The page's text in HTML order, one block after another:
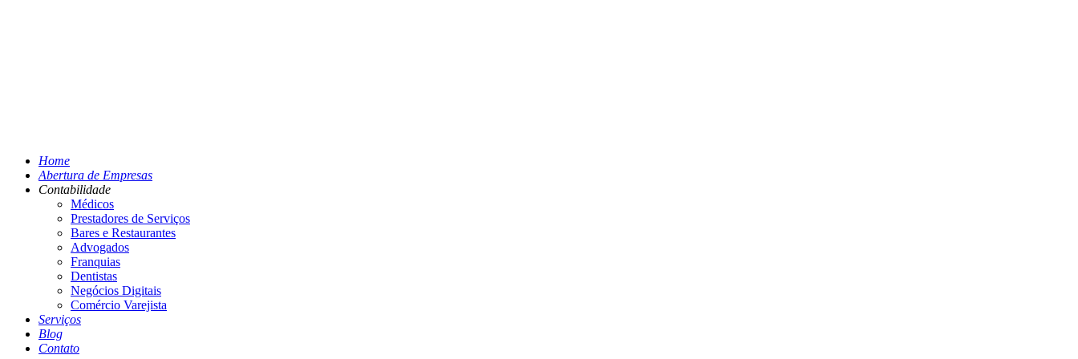
Home
Abertura de Empresas
Contabilidade
Médicos
Prestadores de Serviços
Bares e Restaurantes
Advogados
Franquias
Dentistas
Negócios Digitais
Comércio Varejista
Serviços
Blog
Contato